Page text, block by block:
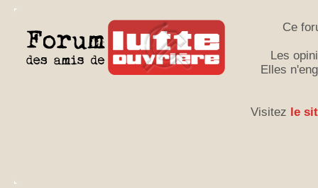
Ce
Les
Elles
Visitez le